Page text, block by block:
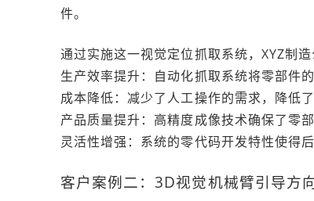
件。
通过实施这一视觉定位抓取系统，XYZ制
生产效率提升：自动化抓取系统将零部件
成本降低：减少了人工操作的需求，降低了
产品质量提升：高精度成像技术确保了零部
灵活性增强：系统的零代码开发特性使得
客户案例二：3D视觉机械臂引导方